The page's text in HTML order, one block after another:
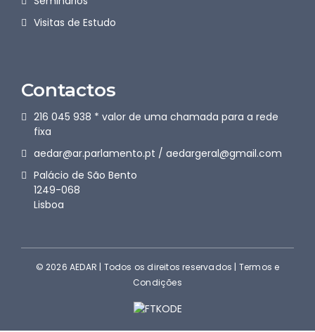
Visitas de Estudo
Contactos
216 045 938 * valor de uma chamada para a rede
fixa
aedar@ar.parlamento.pt / aedargeral@gmail.com
Palácio de São Bento
1249-068
Lisboa
© 2026 AEDAR | Todos os direitos reservados | Termos e
Condições